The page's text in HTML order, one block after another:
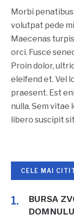
Morbi
volutpat pede
Maecenas
orci. Fusce
Proin dolor,
eleifend et. Vel
praesent. Est
nulla. Sem vitae
libero suscipit
CELE MAI
BURSA